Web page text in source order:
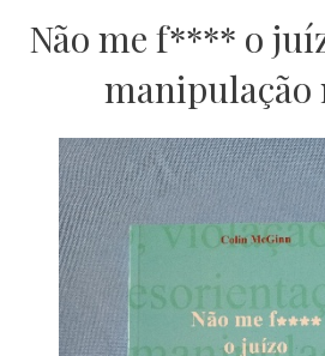
Não me f**** o
manipulação